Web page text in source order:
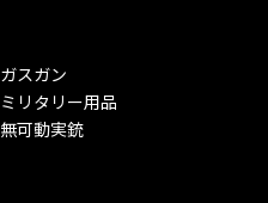
ガスガン
ミリタリー用品
無可動実銃